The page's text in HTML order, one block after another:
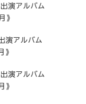
演アルバム
》
演アルバム
》
演アルバム
》